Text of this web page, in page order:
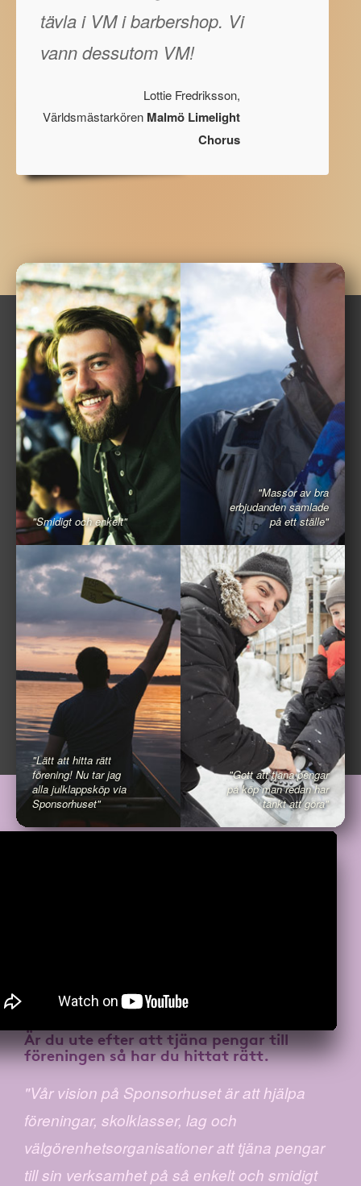
tävla i VM i barbershop. Vi
vann dessutom VM!
Lottie Fredriksson,
Världsmästarkören Malmö Limelight
Chorus
"Smidigt och enkelt"
"Massor av bra
erbjudanden samlade
på ett ställe"
"Lätt att hitta rätt
förening! Nu tar jag
alla julklappsköp via
Sponsorhuset"
"Gott att tjäna pengar
på köp man redan har
tänkt att göra"
Är du ute efter atttjäna pengar till
föreningenså har du hittat rätt.
"Vår vision på Sponsorhuset är att hjälpa
föreningar, skolklasser, lag och
välgörenhetsorganisationer att tjäna pengar
till sin verksamhet på så enkelt och smidigt